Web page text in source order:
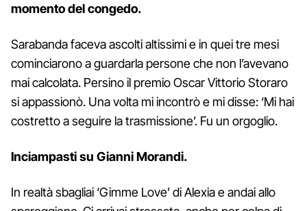
momento del congedo.
Sarabanda faceva ascolti altissimi e in quei tre mesi
cominciarono a guardarla persone che non l’avevano
mai calcolata. Persino il premio Oscar Vittorio Storaro
si appassionò. Una volta mi incontrò e mi disse: ‘Mi hai
costretto a seguire la trasmissione’. Fu un orgoglio.
Inciampasti su Gianni Morandi.
In realtà sbagliai ‘Gimme Love’ di Alexia e andai allo